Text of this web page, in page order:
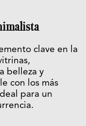
clave en la
belleza y
con los más
para un